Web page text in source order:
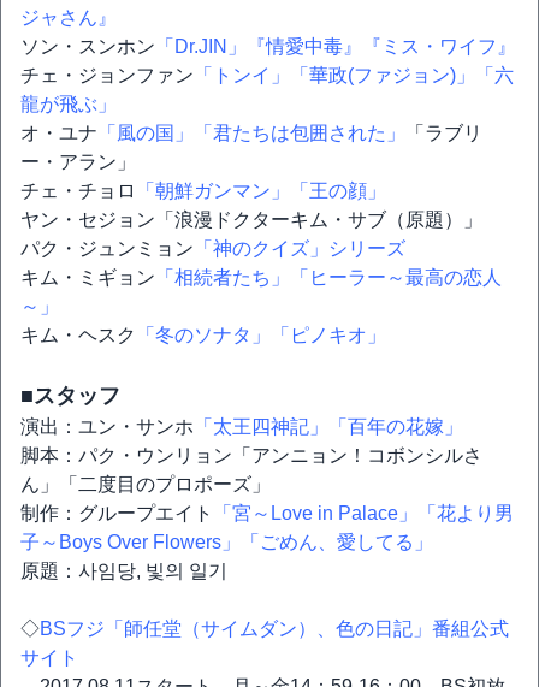
ジャさん』
ソン・スンホン 「Dr.JIN」 『情愛中毒』
『ミス・ワイフ』
チェ・ジョンファン 「トンイ」 「華政(ファジョン)」
「六
龍が飛ぶ」
オ・ユナ 「風の国」 「君たちは包囲された」
「ラブリ
ー・アラン」
チェ・チョロ
「朝鮮ガンマン」
「王の顔」
ヤン・セジョン「浪漫ドクターキム・サブ（原題）」
パク・ジュンミョン 「神のクイズ」シリーズ
キム・ミギョン 「相続者たち」
「ヒーラー～最高の恋人
～」
キム・ヘスク
「冬のソナタ」 「ピノキオ」
■スタッフ
演出：ユン・サンホ 「太王四神記」
「百年の花嫁」
脚本：パク・ウンリョン「アンニョン！コボンシルさ
ん」「二度目のプロポーズ」
制作：グループエイト
「宮～Love in Palace」
「花より男
子～Boys Over Flowers」
「ごめん、愛してる」
原題：사임당, 빛의 일기
◇BSフジ「師任堂（サイムダン）、色の日記」番組公式
サイト